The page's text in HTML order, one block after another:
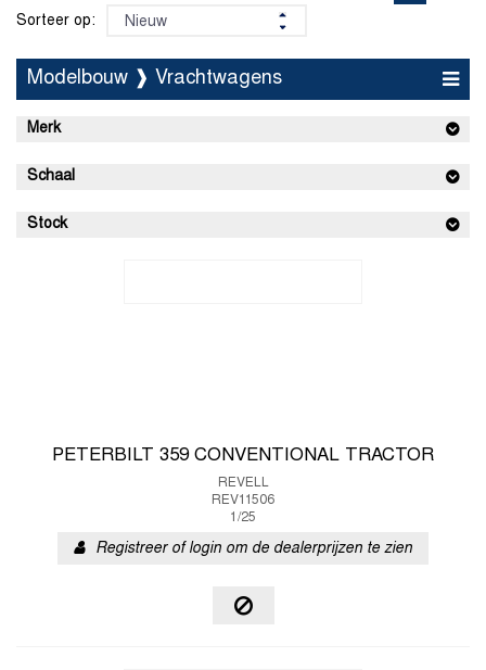
Sorteer op:
Modelbouw ❱ Vrachtwagens
Merk
Schaal
Stock
PETERBILT 359 CONVENTIONAL TRACTOR
REVELL
REV11506
1/25
Registreer of login om de dealerprijzen te zien